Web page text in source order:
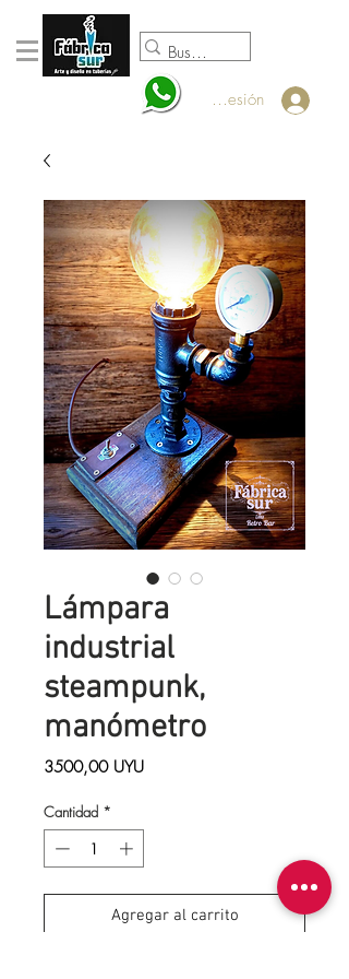
Iniciar sesión
Lámpara
industrial
steampunk,
manómetro
3500,00 UYUPrecio
Cantidad *
Agregar al carrito